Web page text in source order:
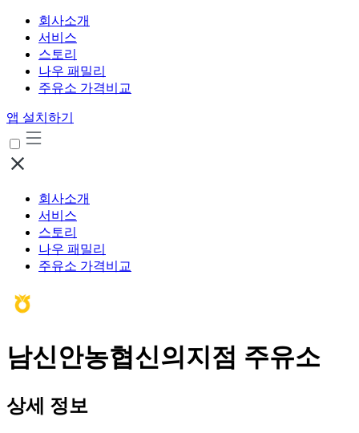
회사소개
서비스
스토리
나우 패밀리
주유소 가격비교
앱 설치하기
회사소개
서비스
스토리
나우 패밀리
주유소 가격비교
남신안농협신의지점 주유소
상세 정보